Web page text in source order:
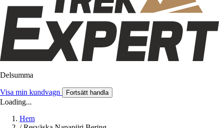
Delsumma
Visa min kundvagn Fortsätt handla
Loading...
Hem